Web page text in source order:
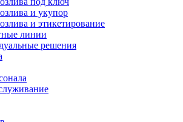
и укупор
и этикетирование
линии
решения